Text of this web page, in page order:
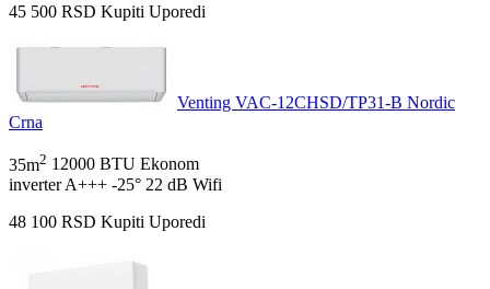
45 500 RSD Kupiti Uporedi
Venting VAC-12CHSD/TP31-B Nordic
Crna
35m2 12000 BTU Ekonom
inverter A+++ -25° 22 dB Wifi
48 100 RSD Kupiti Uporedi